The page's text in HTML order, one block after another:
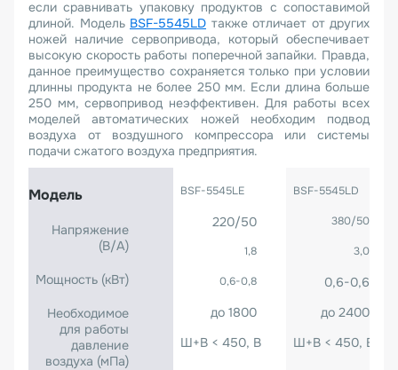
если сравнивать упаковку продуктов с сопоставимой
длиной. Модель BSF-5545LD также отличает от других
ножей наличие сервопривода, который обеспечивает
высокую скорость работы поперечной запайки. Правда,
данное преимущество сохраняется только при условии
длинны продукта не более 250 мм. Если длина больше
250 мм, сервопривод неэффективен. Для работы всех
моделей автоматических ножей необходим подвод
воздуха от воздушного компрессора или системы
подачи сжатого воздуха предприятия.
Модель
Напряжение
(B/A)
Мощность (кВт)
Необходимое
для работы
давление
воздуха (мПа)
BSF-5545LE
220/50
1,8
0,6-0,8
до 1800
Ш+В < 450, В < 150
BSF-5545LD
380/50
3,0
0,6-0,6
до 2400
Ш+В < 450, В <